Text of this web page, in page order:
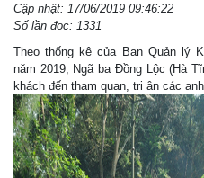
Cập nhật: 17/06/2019 09:46:22
Số lần đọc: 1331
Theo thống kê của Ban Quản lý
năm 2019, Ngã ba Đồng Lộc (Hà
khách đến tham quan, tri ân các